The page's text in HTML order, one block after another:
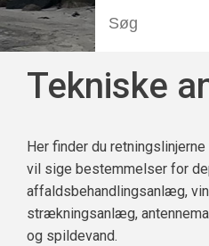
Tekniske
Her finder du
vil sige bestemmelser for
affaldsbehandlingsanlæg,
strækningsanlæg,
og spildevand.